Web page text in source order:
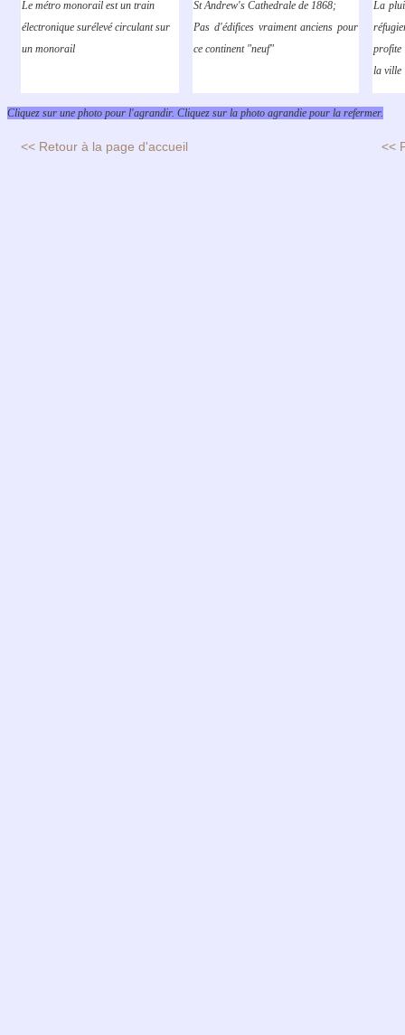
Le métro monorail est un train
électronique surélevé circulant sur
un monorail
St Andrew's Cathedrale de 1868;
Pas d'édifices vraiment anciens pour
ce continent "neuf"
La
profite
la ville
Cliquez sur une photo pour l'agrandir. Cliquez sur la photo agrandie pour la refermer.
<< Retour à la page d'accueil <<